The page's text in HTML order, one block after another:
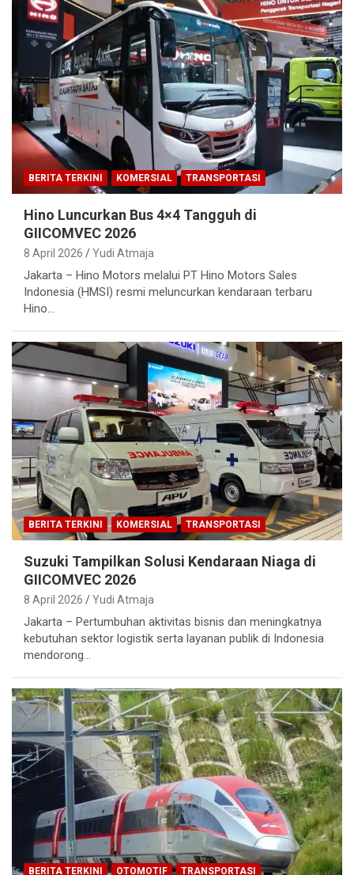
BERITA TERKINI KOMERSIAL TRANSPORTASI
Hino Luncurkan Bus 4×4 Tangguh di
GIICOMVEC 2026
8 April 2026 Yudi Atmaja
Jakarta – Hino Motors melalui PT Hino Motors Sales
Indonesia (HMSI) resmi meluncurkan kendaraan terbaru
Hino…
BERITA TERKINI KOMERSIAL TRANSPORTASI
Suzuki Tampilkan Solusi Kendaraan Niaga di
GIICOMVEC 2026
8 April 2026 Yudi Atmaja
Jakarta – Pertumbuhan aktivitas bisnis dan meningkatnya
kebutuhan sektor logistik serta layanan publik di Indonesia
mendorong…
BERITA TERKINI OTOMOTIF TRANSPORTASI